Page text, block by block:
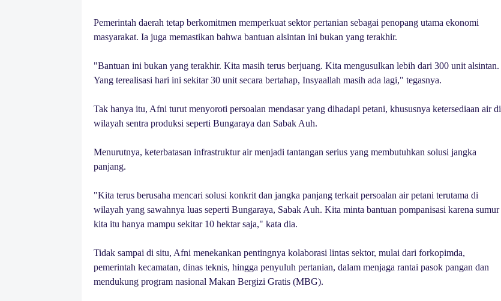
Pemerintah daerah tetap berkomitmen memperkuat sektor pertanian sebagai penopang utama ekonomi
masyarakat. Ia juga memastikan bahwa bantuan alsintan ini bukan yang terakhir.
"Bantuan ini bukan yang terakhir. Kita masih terus berjuang. Kita mengusulkan lebih dari 300 unit alsintan.
Yang terealisasi hari ini sekitar 30 unit secara bertahap, Insyaallah masih ada lagi," tegasnya.
Tak hanya itu, Afni turut menyoroti persoalan mendasar yang dihadapi petani, khususnya ketersediaan air di
wilayah sentra produksi seperti Bungaraya dan Sabak Auh.
Menurutnya, keterbatasan infrastruktur air menjadi tantangan serius yang membutuhkan solusi jangka
panjang.
"Kita terus berusaha mencari solusi konkrit dan jangka panjang terkait persoalan air petani terutama di
wilayah yang sawahnya luas seperti Bungaraya, Sabak Auh. Kita minta bantuan pompanisasi karena sumur
kita itu hanya mampu sekitar 10 hektar saja," kata dia.
Tidak sampai di situ, Afni menekankan pentingnya kolaborasi lintas sektor, mulai dari forkopimda,
pemerintah kecamatan, dinas teknis, hingga penyuluh pertanian, dalam menjaga rantai pasok pangan dan
mendukung program nasional Makan Bergizi Gratis (MBG).